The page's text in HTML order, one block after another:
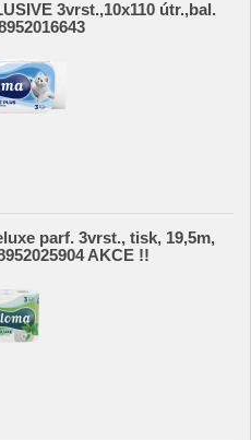
3vrst.,10x110 útr.,bal.
parf. 3vrst., tisk, 19,5m,
AKCE !!